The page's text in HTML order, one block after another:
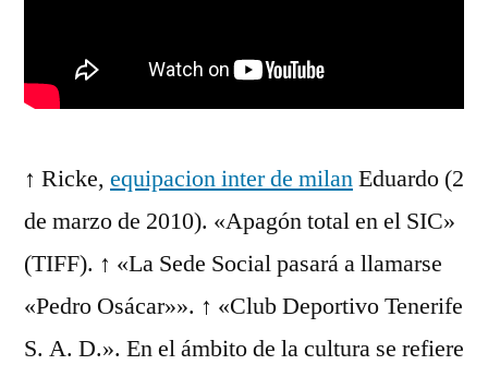
↑ Ricke, equipacion inter de milanEduardo (2
de marzo de 2010). «Apagón total en el SIC»
(TIFF). ↑ «La Sede Social pasará a llamarse
«Pedro Osácar»». ↑ «Club Deportivo Tenerife
S. A. D.». En el ámbito de la cultura se refiere